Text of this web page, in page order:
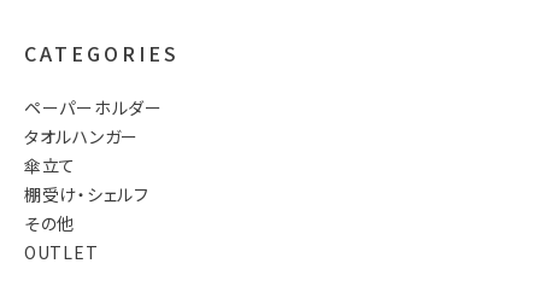
CATEGORIES
ペーパーホルダー
タオルハンガー
傘立て
棚受け・シェルフ
その他
OUTLET